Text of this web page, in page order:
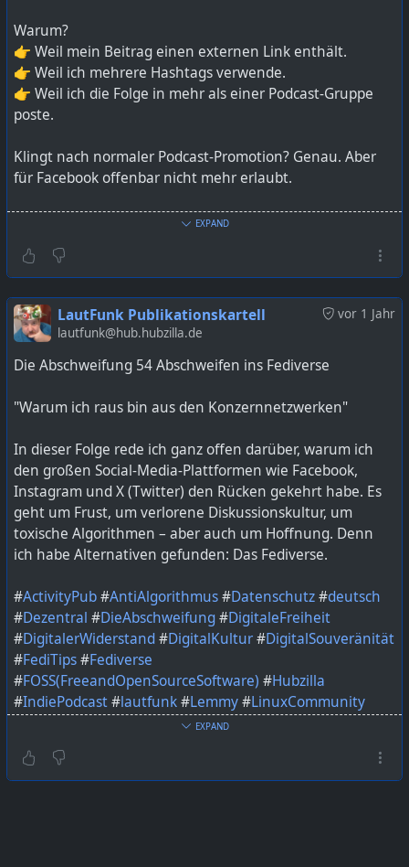
Warum?
👉 Weil mein Beitrag einen externen Link enthält.
👉 Weil ich mehrere Hashtags verwende.
👉 Weil ich die Folge in mehr als einer Podcast-Gruppe
poste.
Klingt nach normaler Podcast-Promotion? Genau. Aber
für Facebook offenbar nicht mehr erlaubt.
Besonders absurd: Facebook hat 2022 selbst die eigene
mehr, Folgen direkt auf der Plattform hochzuladen.
Gleichzeitig wird aber das Teilen von externen Links zu
Podcastfolgen zunehmend unterdrückt.
Das Ergebnis? Kreative, unabhängige Podcasts werden
algorithmisch abgestraft. Vielfalt, Diskussion und
Beiträge ohne Tiefe – aber Hauptsache, sie bleiben auf
So macht man sich als Netzwerk nicht nur unattraktiv,
sondern schließt genau die Menschen aus, die durch
Inhalte Vielfalt und Perspektiven schaffen.
Ich finde: Wer Inhalte zur Diskussion beiträgt, sollte nicht
#DigitaleVielfalt#Podcast#FacebookWiderspruch
#DieAbschweifung#fediverse
EXPAND
vor 1 Jahr
LautFunk Publikationskartell
lautfunk@hub.hubzilla.de
Die Abschweifung 54 Abschweifen ins Fediverse
"Warum ich raus bin aus den Konzernnetzwerken"
In dieser Folge rede ich ganz offen darüber, warum ich
den großen Social-Media-Plattformen wie Facebook,
Instagram und X (Twitter) den Rücken gekehrt habe. Es
geht um Frust, um verlorene Diskussionskultur, um
toxische Algorithmen – aber auch um Hoffnung. Denn
ich habe Alternativen gefunden: Das Fediverse.
#ActivityPub#AntiAlgorithmus#Datenschutz#deutsch
#Dezentral #DieAbschweifung#DigitaleFreiheit
#DigitalerWiderstand#DigitalKultur#DigitalSouveränität
#FediTips#Fediverse
#FOSS(FreeandOpenSourceSoftware) #Hubzilla
#IndiePodcast#lautfunk#Lemmy#LinuxCommunity
Medienkritik#Misskey
PodcastDeutsch
#podcasting#PodcastLiebe#podcastmakers
EXPAND